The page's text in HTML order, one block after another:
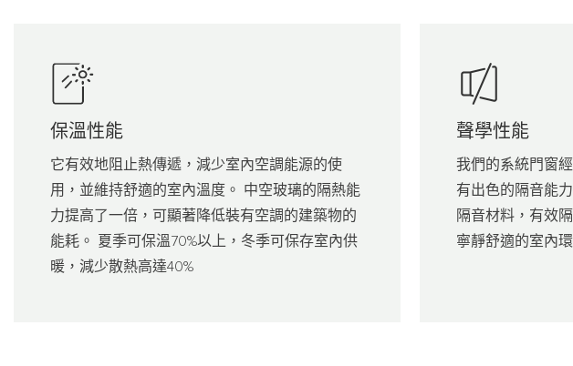
保溫性能
它有效地阻止熱傳遞，減少室內空調能源的使
用，並維持舒適的室內溫度。 中空玻璃的隔熱能
力提高了一倍，可顯著降低裝有空調的建築物的
能耗。 夏季可保溫70%以上，冬季可保存室內供
暖，減少散熱高達40%
聲學性能
我們的系統門窗
有出色的隔音能
隔音材料，有效
寧靜舒適的室內